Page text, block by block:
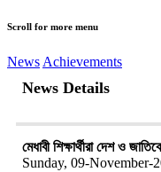
Scroll for more menu
News Achievements
News Details
মেধাবী শিক্ষার্থীরা দেশ ও
Sunday, 09-November-